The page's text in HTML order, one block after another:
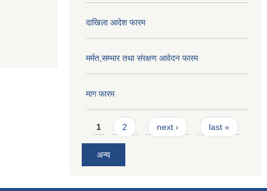
दाखिला आदेश फारम
मर्मत,सम्भार तथा संरक्षण आवेदन फारम
माग फारम
Pages
1 2 next › last »
अन्य